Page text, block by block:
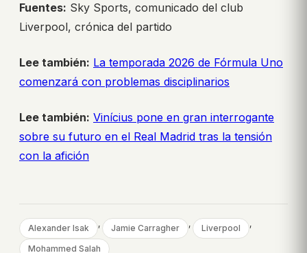
Fuentes: Sky Sports, comunicado del club
Liverpool, crónica del partido
Lee también: La temporada 2026 de Fórmula Uno
comenzará con problemas disciplinarios
Lee también: Vinícius pone en gran interrogante
sobre su futuro en el Real Madrid tras la tensión
con la afición
Alexander Isak , Jamie Carragher , Liverpool ,
Mohammed Salah